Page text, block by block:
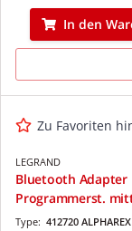
In den
Zu Favoriten
LEGRAND
Bluetooth Adapter
Programmerst.
Type: 412720 ALPHAREX